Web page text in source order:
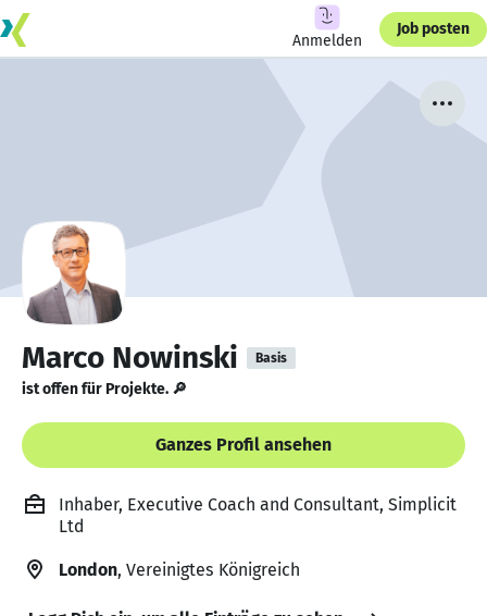
Anmelden
Job posten
Marco Nowinski Basis
ist offen für Projekte. 🔎
Ganzes Profil ansehen
Inhaber, Executive Coach and Consultant, Simplicit
Ltd
London, Vereinigtes Königreich